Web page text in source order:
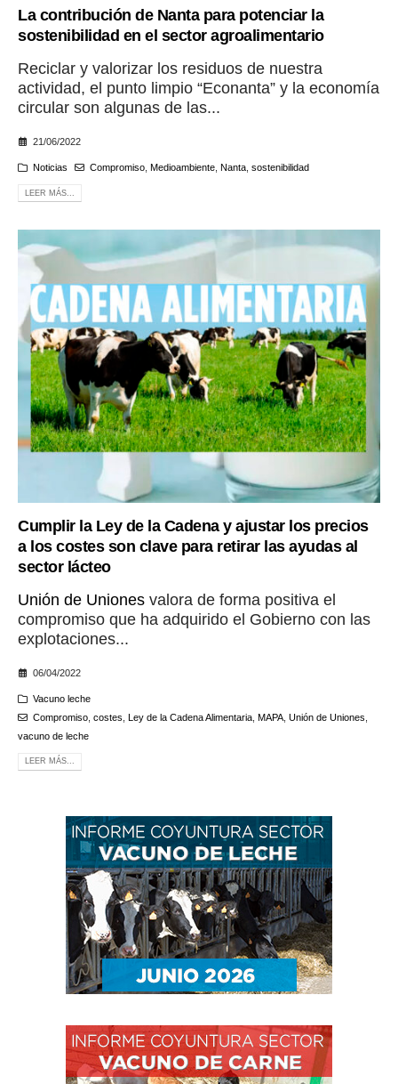
La contribución de Nanta para potenciar la
sostenibilidad en el sector agroalimentario
Reciclar y valorizar los residuos de nuestra
actividad, el punto limpio “Econanta” y la economía
circular son algunas de las...
21/06/2022
Noticias Compromiso, Medioambiente, Nanta, sostenibilidad
LEER MÁS...
Cumplir la Ley de la Cadena y ajustar los precios
a los costes son clave para retirar las ayudas al
sector lácteo
Unión de Uniones valora de forma positiva el
compromiso que ha adquirido el Gobierno con las
explotaciones...
06/04/2022
Vacuno leche
Compromiso, costes Ley de la Cadena Alimentaria, MAPA, Unión de Uniones
vacuno de leche
LEER MÁS...